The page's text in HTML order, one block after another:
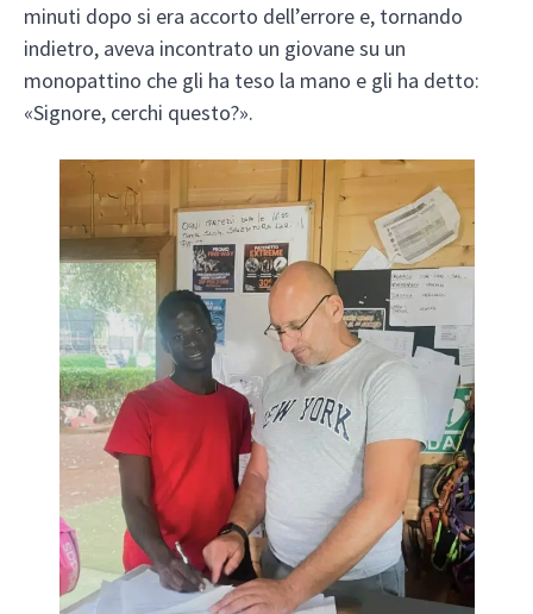
minuti dopo si era accorto dell’errore e, tornando
indietro, aveva incontrato un giovane su un
monopattino che gli ha teso la mano e gli ha detto:
«Signore, cerchi questo?».